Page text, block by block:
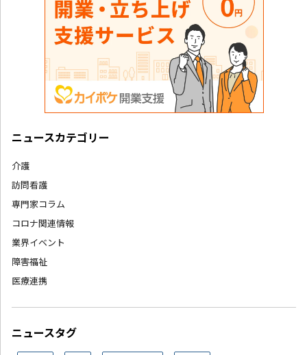
ニュースカテゴリー
介護
訪問看護
専門家コラム
コロナ関連情報
業界イベント
障害福祉
医療連携
ニュースタグ